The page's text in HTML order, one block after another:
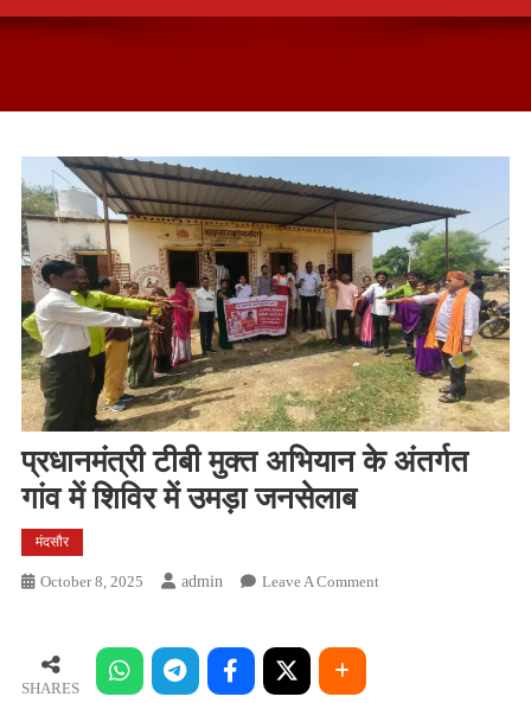
प्रधानमंत्री टीबी मुक्त अभियान के अंतर्गत
गांव में शिविर में उमड़ा जनसेलाब
मंदसौर
October 8, 2025 Admin Leave A CommentOn
SHARES